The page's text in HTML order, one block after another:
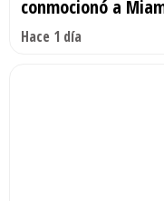
conmocionó a
Hace 1 día